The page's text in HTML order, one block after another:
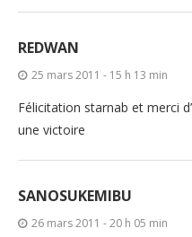
REDWAN
25 mars 2011 - 15 h 13 min
Félicitation starnab et merci
une victoire
SANOSUKEMIBU
26 mars 2011 - 20 h 05 min